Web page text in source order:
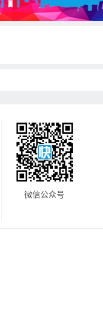
微信公众号